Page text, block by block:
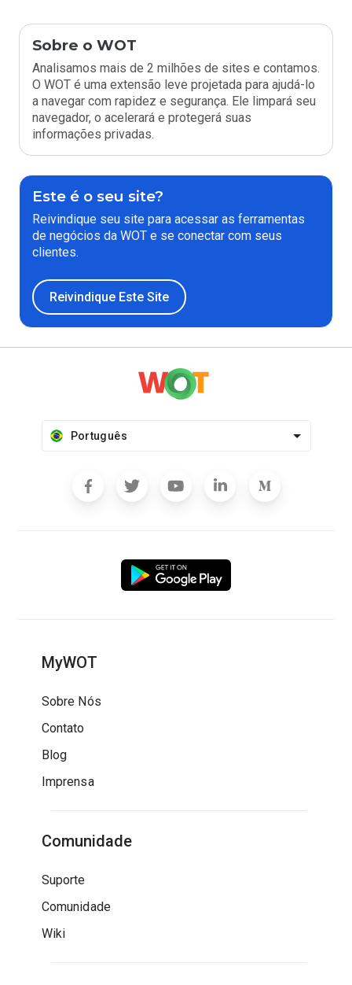
Sobre o WOT
Analisamos mais de 2 milhões de sites e contamos.
O WOT é uma extensão leve projetada para ajudá-lo
a navegar com rapidez e segurança. Ele limpará seu
navegador, o acelerará e protegerá suas
informações privadas.
Este é o seu site?
Reivindique seu site para acessar as ferramentas
de negócios da WOT e se conectar com seus
clientes.
Reivindique Este Site
Português
MyWOT
Sobre Nós
Contato
Blog
Imprensa
Comunidade
Suporte
Comunidade
Wiki